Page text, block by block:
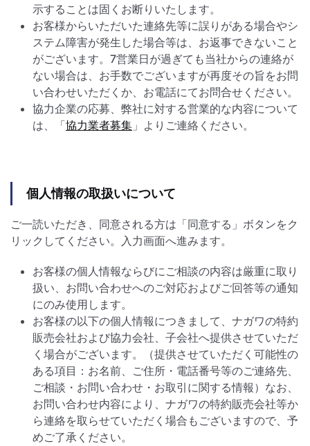
示することは固くお断りいたします。
お客様からいただいた連絡先等に誤りがある場合やシ
ステム障害が発生した場合等は、お返事できないこと
がございます。7営業日が過ぎても当社からの連絡が
ない場合は、お手数でございますが再度その旨をお問
い合わせいただくか、お電話にてお問合せください。
協力企業の応募、弊社に対する営業的な内容について
は、「協力業者募集 」よりご連絡ください。
個人情報の取扱いについて
ご一読いただき、同意される方は「同意する」ボタンをク
リックしてください。入力画面へ進みます。
お客様の個人情報ならびにご相談の内容は厳重に取り
扱い、お問い合わせへのご対応およびご回答等の通知
にのみ使用します。
お客様の以下の個人情報につきまして、ナガワの特約
販売会社および協力会社、子会社へ提供させていただ
く場合がございます。（提供させていただく可能性の
ある項目：お名前、ご住所・電話番号等のご連絡先、
ご相談・お問い合わせ・お取引に関する情報）なお、
お問い合わせ内容により、ナガワの特約販売会社等か
ら連絡を取らせていただく場合もございますので、予
めご了承ください。